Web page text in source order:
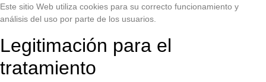
Este sitio Web utiliza cookies para su correcto funcionamiento y
análisis del uso por parte de los usuarios.
Legitimación para el
tratamiento